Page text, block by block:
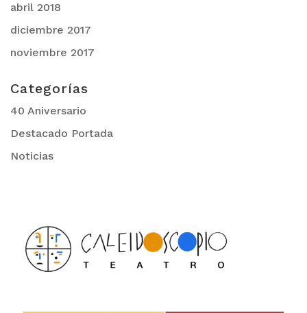
abril 2018
diciembre 2017
noviembre 2017
Categorías
40 Aniversario
Destacado Portada
Noticias